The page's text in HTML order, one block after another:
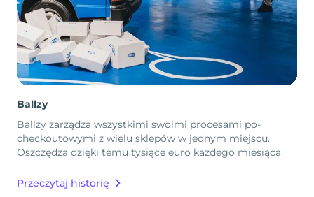
Ballzy
Ballzy zarządza wszystkimi swoimi procesami po-
checkoutowymi z wielu sklepów w jednym miejscu.
Oszczędza dzięki temu tysiące euro każdego miesiąca.
Przeczytaj historię